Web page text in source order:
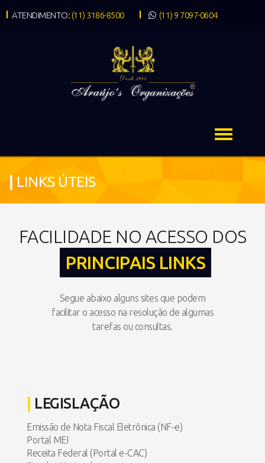
ATENDIMENTO: (11) 3186-8500 (11) 9 7097-0604
LINKS ÚTEIS
FACILIDADE NO ACESSO DOS
PRINCIPAIS LINKS
Segue abaixo alguns sites que podem
facilitar o acesso na resolução de algumas
tarefas ou consultas.
LEGISLAÇÃO
Emissão de Nota Fiscal Eletrônica (NF-e)
Portal MEI
Receita Federal (Portal e-CAC)